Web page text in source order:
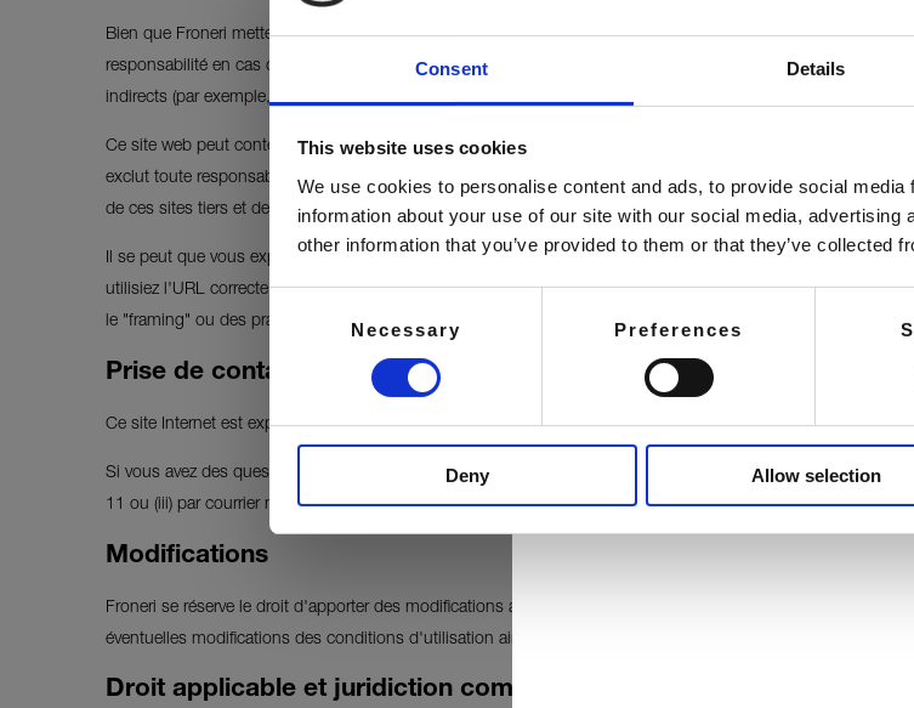
Consent Details
This website uses cookies
We use cookies to personalise content and ads, to provide social
information about your use of our site with our social media,
other information that you’ve provided to them or that they’ve collected
Selection
Necessary Preferences
Deny Allow selection
Bien que Froneri mette en œuvre tous les efforts raisonnables pour garantir l'exactitude des informations
responsabilité en cas d'informations erronées, d'erreurs, d'interruptions ou d'autres événements qui
indirects (par exemple, une perte de bénéfices). Si vous vous fiez à des contenus figurant sur ce site, vous le
Ce site web peut contenir des liens vers des sites web qui ne sont pas ceux de Froneri. Froneri ne dispose
exclut toute responsabilité pour ces sites web. Cela inclut le contenu, l'exactitude et le fonctionnement
de ces sites tiers et de vous tenir au courant des éventuelles modifications.
Il se peut que vous exploitiez un site web tiers et que vous souhaitiez insérer des liens vers ce site web.
utilisiez l'URL correcte de la page d'accueil (c'est-à-dire pas de lien profond) et que vous ne prétendiez en
le "framing" ou des pratiques similaires, et vous devez vous assurer que le lien vers le site web ouvre une
Prise de contact
Ce site Internet est exploité par Froneri Switzerland S.A., Blumenfeldstrasse 15, 9403 Goldach, Suisse.
Si vous avez des questions ou des suggestions concernant le site Internet, veuillez nous contacter par (i) e-
11 ou (iii) par courrier normal à l'adresse Froneri Switzerland S.A., Blumenfeldstrasse 15, 9403 Goldach,
Modifications
Froneri se réserve le droit d'apporter des modifications aux présentes conditions d'utilisation. Nous vous
éventuelles modifications des conditions d'utilisation ainsi que des nouvelles informations.
Droit applicable et juridiction compétente